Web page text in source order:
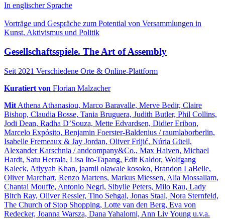
In englischer Sprache
Vorträge und Gespräche zum Potential von Versammlungen in
Kunst, Aktivismus und Politik
Gesellschaftsspiele. The Art of Assembly
Seit 2021 Verschiedene Orte & Online-Plattform
Kuratiert von Florian Malzacher
Mit Athena Athanasiou, Marco Baravalle, Merve Bedir, Claire
Bishop, Claudia Bosse, Tania Bruguera, Judith Butler, Phil Collins,
Jodi Dean, Radha D’Souza, Mette Edvardsen, Didier Eribon,
Marcelo Expósito, Benjamin Foerster-Baldenius / raumlaborberlin,
Isabelle Fremeaux & Jay Jordan, Oliver Frljić, Núria Güell,
Alexander Karschnia / andcompany&Co., Max Haiven, Michael
Hardt, Satu Herrala, Lisa Ito-Tapang, Edit Kaldor, Wolfgang
Kaleck, Atiyyah Khan, jaamil olawale kosoko, Brandon LaBelle,
Oliver Marchart, Renzo Martens, Markus Miessen, Alia Mossallam,
Chantal Mouffe, Antonio Negri, Sibylle Peters, Milo Rau, Lady
Bitch Ray, Oliver Ressler, Tino Sehgal, Jonas Staal, Nora Sternfeld,
The Church of Stop Shopping, Lotte van den Berg, Eva von
Redecker, Joanna Warsza, Dana Yahalomi, Ann Liv Young u.v.a.